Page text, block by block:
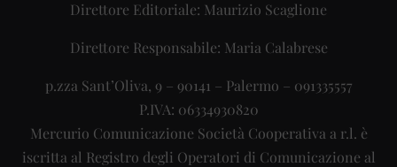
Direttore Editoriale: Maurizio Scaglione
Direttore Responsabile: Maria Calabrese
p.zza Sant’Oliva, 9 – 90141 – Palermo – 091335557
P.IVA: 06334930820
Mercurio Comunicazione Società Cooperativa a r.l. è
iscritta al Registro degli Operatori di Comunicazione al